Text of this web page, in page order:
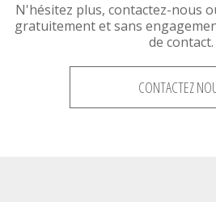
N'hésitez plus, contactez-nous
gratuitement et sans
de contact.
CONTACTEZ